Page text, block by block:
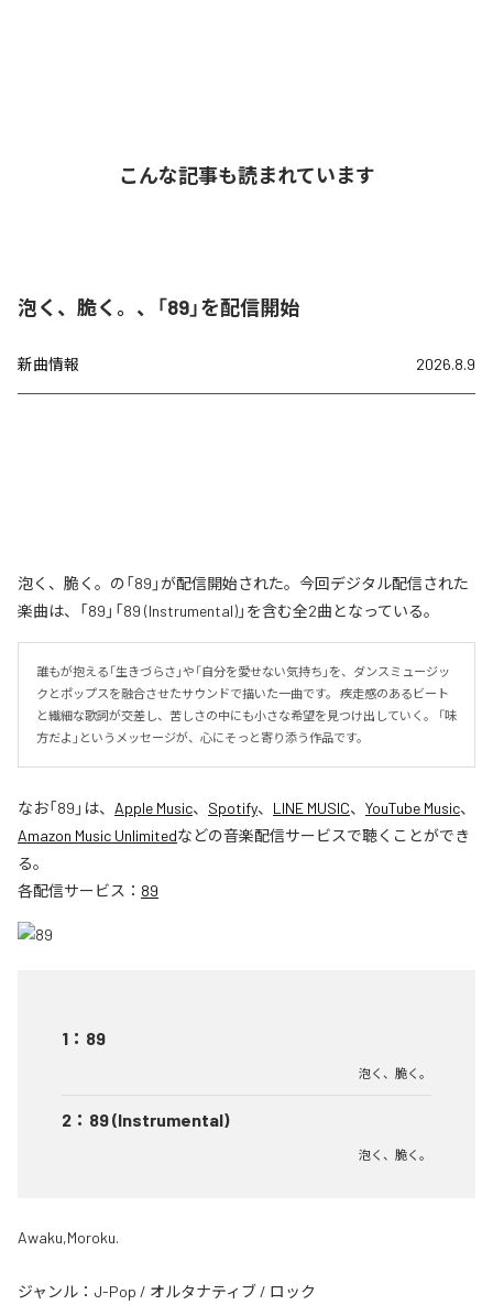
こんな記事も読まれています
泡く、脆く。、「89」を配信開始
新曲情報 2026.8.9
泡く、脆く。の「89」が配信開始された。今回デジタル配信された
楽曲は、「89」「89 (Instrumental)」を含む全2曲となっている。
誰もが抱える「生きづらさ」や「自分を愛せない気持ち」を、ダンスミュージッ
クとポップスを融合させたサウンドで描いた一曲です。 疾走感のあるビート
と繊細な歌詞が交差し、苦しさの中にも小さな希望を見つけ出していく。 「味
方だよ」というメッセージが、心にそっと寄り添う作品です。
なお「89 」は、 Apple Music、 Spotify、 LINE MUSIC、 YouTube Music、
Amazon Music Unlimitedなどの音楽配信サービスで聴くことができ
る。
各配信サービス： 89
1 ： 89
泡く、脆く。
2 ： 89 (Instrumental)
泡く、脆く。
Awaku,Moroku.
ジャンル： J-Pop / オルタナティブ / ロック